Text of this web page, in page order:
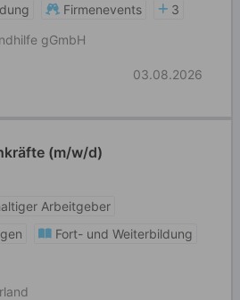
Firmenevents
3
gGmbH
03.08.2026
(m/w/d)
Arbeitgeber
Fort- und Weiterbildung